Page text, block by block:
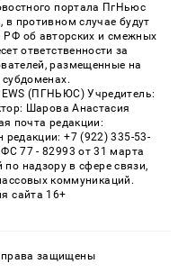
портала ПгНьюс
в противном случае будут
об авторских и смежных
ответственности за
размещенные на
субдоменах.
(ПГНЬЮС) Учредитель:
Шарова Анастасия
почта редакции:
редакции: +7 (922) 335-53-
77 - 82993 от 31 марта
надзору в сфере связи,
коммуникаций.
сайта 16+
права защищены